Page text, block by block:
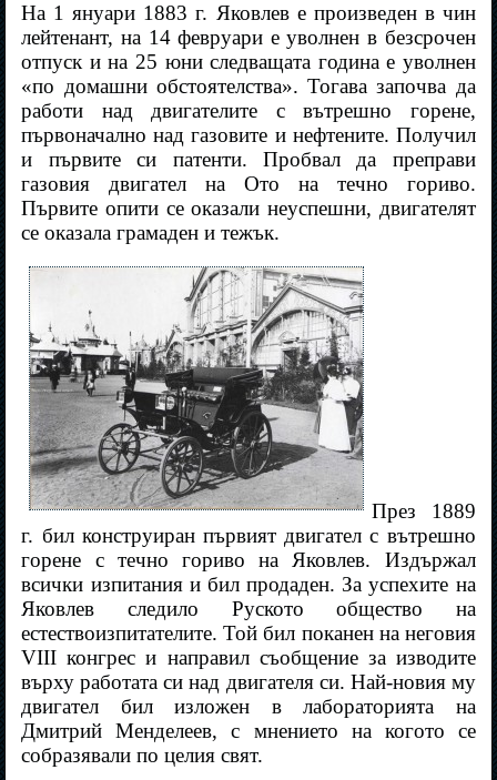
На 1 януари 1883 г. Яковлев е произведен в чин
лейтенант, на 14 февруари е уволнен в безсрочен
отпуск и на 25 юни следващата година е уволнен
«по домашни обстоятелства». Тогава започва да
работи над двигателите с вътрешно горене,
първоначално над газовите и нефтените. Получил
и първите си патенти. Пробвал да преправи
газовия двигател на Ото на течно гориво.
Първите опити се оказали неуспешни, двигателят
се оказала грамаден и тежък.
През 1889
г. бил конструиран първият двигател с вътрешно
горене с течно гориво на Яковлев. Издържал
всички изпитания и бил продаден. За успехите на
Яковлев следило Руското общество на
естествоизпитателите. Той бил поканен на неговия
VIII конгрес и направил съобщение за изводите
върху работата си над двигателя си. Най-новия му
двигател бил изложен в лабораторията на
Дмитрий Менделеев, с мнението на когото се
собразявали по целия свят.